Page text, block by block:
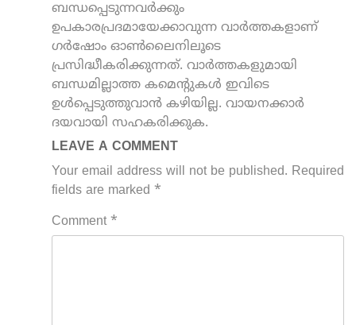
ബന്ധപ്പെടുന്നവർക്കും
ഉപകാരപ്രദമായേക്കാവുന്ന വാർത്തകളാണ്
ഗർഷോം ഓൺലൈനിലൂടെ
പ്രസിദ്ധീകരിക്കുന്നത്. വാർത്തകളുമായി
ബന്ധമില്ലാത്ത കമെന്റുകൾ ഇവിടെ
ഉൾപ്പെടുത്തുവാൻ കഴിയില്ല. വായനക്കാർ
ദയവായി സഹകരിക്കുക.
LEAVE A COMMENT
Your email address will not be published. Required
fields are marked *
Comment *